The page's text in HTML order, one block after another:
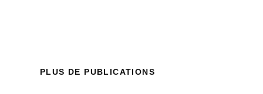
PLUS DE PUBLICATIONS